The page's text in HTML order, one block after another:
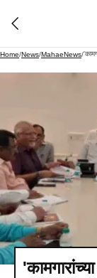
Home/News/MahaeNews/